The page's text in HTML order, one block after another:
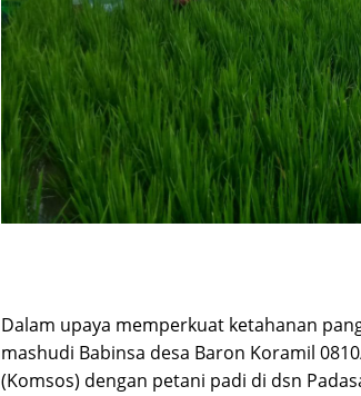
Dalam upaya memperkuat ketahanan
mashudi Babinsa desa Baron Koramil
(Komsos) dengan petani padi di dsn